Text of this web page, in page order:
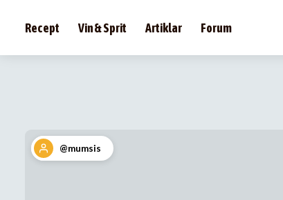
Recept Vin & Sprit Artiklar Forum
@mumsis